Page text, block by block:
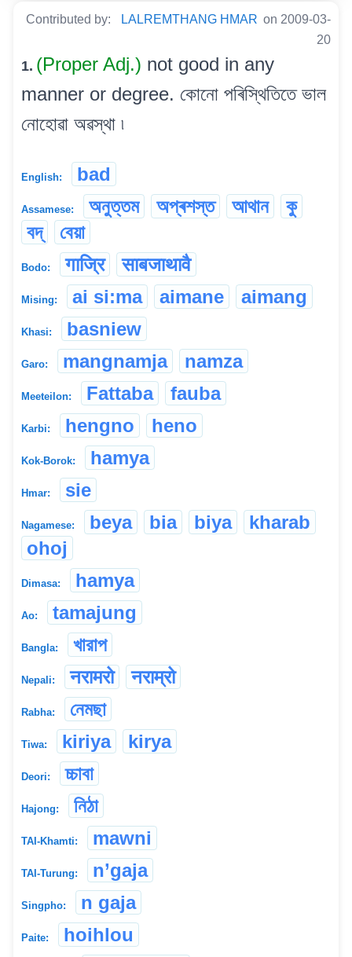
Contributed by: LALREMTHANG HMAR on 2009-03-
20
1. (Proper Adj.) not good in any
manner or degree. কোনো পৰিস্থিতিতে ভাল
নোহোৱা অৱস্থা ৷
English: bad
Assamese: অনুত্তম অপ্ৰশস্ত আথান
কু
বদ্
বেয়া
Bodo: गाज्रि साबजाथावै
Mising: ai si:ma aimane aimang
Khasi: basniew
Garo: mangnamja namza
Meeteilon: Fattaba fauba
Karbi: hengno heno
Kok-Borok: hamya
Hmar: sie
Nagamese: beya bia biya
kharab
ohoj
Dimasa: hamya
Ao: tamajung
Bangla: খারাপ
Nepali: नरामरो नराम्रो
Rabha: নেমছা
Tiwa: kiriya kirya
Deori: চ্চাবা
Hajong: নিঠা
TAI-Khamti: mawni
TAI-Turung: n’gaja
Singpho: n gaja
Paite:
hoihlou